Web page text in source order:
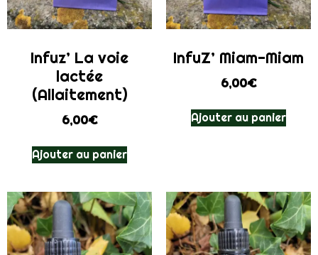
Infuz’ La voie
lactée
(Allaitement)
6,00€
Ajouter au panier
InfuZ’ Miam-Miam
6,00€
Ajouter au panier